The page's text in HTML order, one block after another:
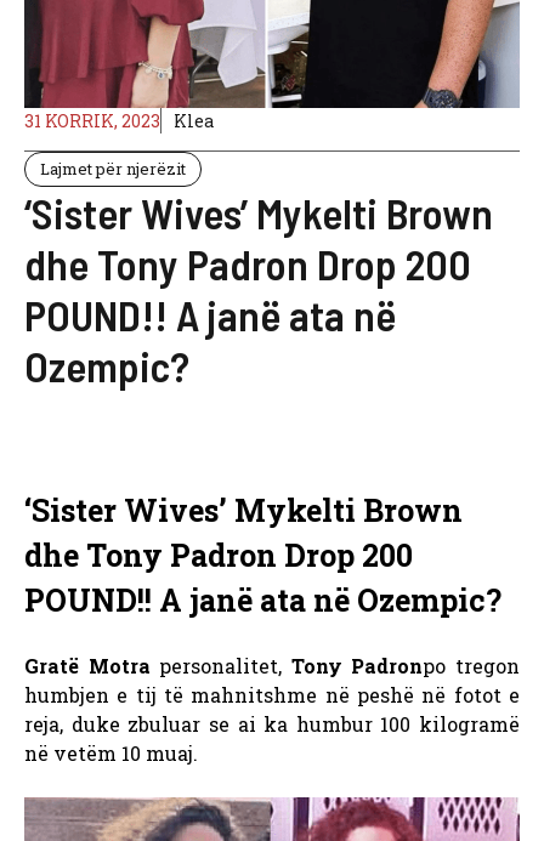
31 KORRIK, 2023 Klea
Lajmet për njerëzit
‘Sister Wives’ Mykelti Brown
dhe Tony Padron Drop 200
POUND!! A janë ata në
Ozempic?
‘Sister Wives’ Mykelti Brown
dhe Tony Padron Drop 200
POUND!! A janë ata në Ozempic?
Gratë Motra personalitet, Tony Padronpo tregon
humbjen e tij të mahnitshme në peshë në fotot e
reja, duke zbuluar se ai ka humbur 100 kilogramë
në vetëm 10 muaj.